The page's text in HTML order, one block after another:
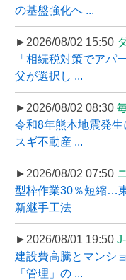
の基盤強化へ ...
►2026/08/02 15:50
「相続税対策でア
父が選択し ...
►2026/08/02 08:30
令和8年熊本地震発
スギ不動産 ...
►2026/08/02 07:50
型枠作業30％短縮…
新継手工法
►2026/08/01 19:50
建設費高騰とマンシ
「管理」の ...